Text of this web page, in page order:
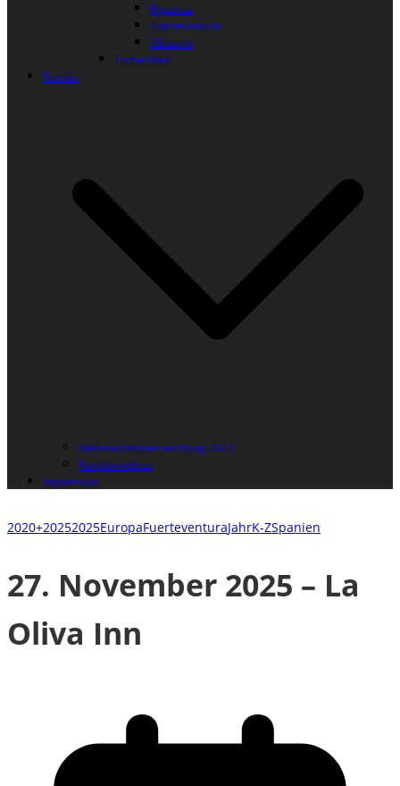
Figueras
Fuerteventura
L’Estartit
Tschechien
Familie
Weihnachtsüberraschung 2023
Familienvideos
Impressum
2020+20252025EuropaFuerteventuraJahrK-ZSpanien
27. November 2025 – La
Oliva Inn